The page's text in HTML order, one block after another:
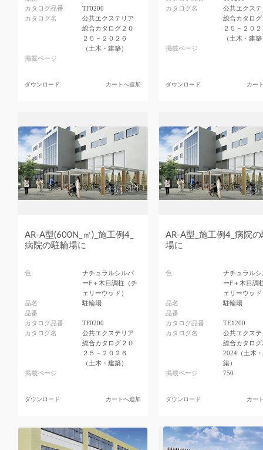
カタログ品番
TF0200
カタログ名
公共エクステリア
総合カタログ２０
２５－２０２６
（土木・建築）
掲載ページ
ダウンロード カートへ追加
カタログ名
公共エクス
総合カタロ
２５－２０
（土木・建
掲載ページ
ダウンロード カー
AR-A型(600N_㎡)_施工例4_
病院の駐輪場に
色
ナチュラルシルバ
ーF＋木目調柱（チ
ェリーウッド）
品名
駐輪場
品番
カタログ品番
TF0200
カタログ名
公共エクステリア
総合カタログ２０
２５－２０２６
（土木・建築）
掲載ページ
ダウンロード カートへ追加
AR-A型_施工例4_病院の
場に
色
ナチュラル
ーF＋木目調
ェリーウッ
品名
駐輪場
品番
カタログ品番
TE1200
カタログ名
公共エクス
総合カタロ
2024（土木
築）
掲載ページ
750
ダウンロード カー